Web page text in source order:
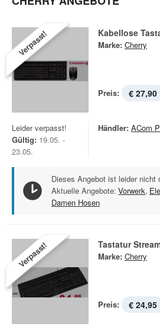
Verpasst! Marke: Cherry
Preis: € 27,90
Leider verpasst!
Gültig: 19.05. -
23.05.
Händler: ACom
Dieses Angebot ist leider nicht
Aktuelle Angebote: Vorwerk,
Damen Hosen
Verpasst! Tastatur
Marke: Cherry
Preis: € 24,95